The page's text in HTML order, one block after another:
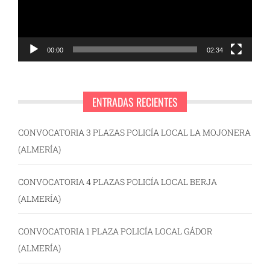
00:00 02:34
ENTRADAS RECIENTES
CONVOCATORIA 3 PLAZAS POLICÍA LOCAL LA MOJONERA
(ALMERÍA)
CONVOCATORIA 4 PLAZAS POLICÍA LOCAL BERJA
(ALMERÍA)
CONVOCATORIA 1 PLAZA POLICÍA LOCAL GÁDOR
(ALMERÍA)